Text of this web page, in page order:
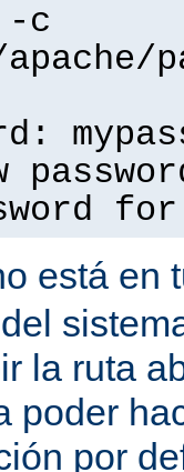
-c
está en
la ruta
poder
por